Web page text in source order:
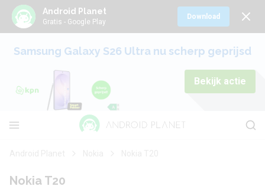
Android Planet
Gratis - Google Play
Download
Samsung Galaxy S26 Ultra nu scherp geprijsd
Bekijk actie
Nokia T20